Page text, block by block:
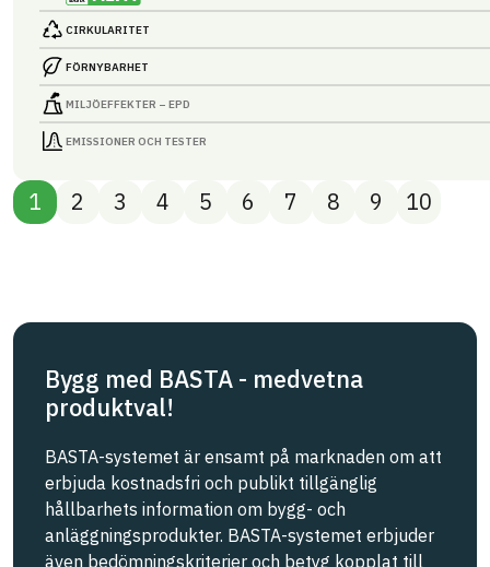
CIRKULARITET
FÖRNYBARHET
MILJÖEFFEKTER – EPD
EMISSIONER OCH TESTER
1 2 3 4 5 6 7 8 9 10
Bygg med BASTA - medvetna
produktval!
BASTA-systemet är ensamt på marknaden om att
erbjuda kostnadsfri och publikt tillgänglig
hållbarhets information om bygg- och
anläggningsprodukter. BASTA-systemet erbjuder
även bedömningskriterier och betyg kopplat till